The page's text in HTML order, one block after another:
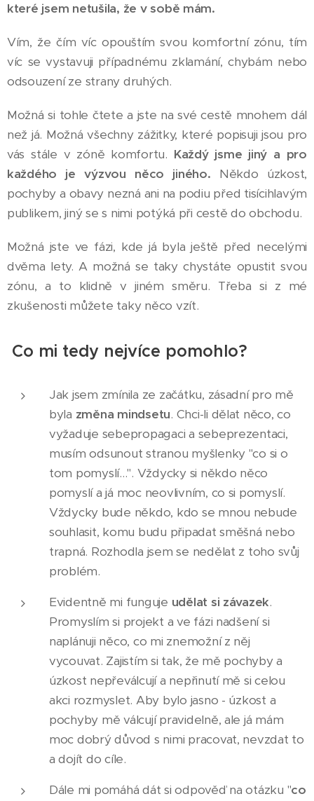
které jsem netušila, že v sobě mám.
Vím, že čím víc opouštím svou komfortní zónu, tím
víc se vystavuji případnému zklamání, chybám nebo
odsouzení ze strany druhých.
Možná si tohle čtete a jste na své cestě mnohem dál
než já. Možná všechny zážitky, které popisuji jsou pro
vás stále v zóně komfortu. Každý jsme jiný a pro
každého je výzvou něco jiného. Někdo úzkost,
pochyby a obavy nezná ani na podiu před tisícihlavým
publikem, jiný se s nimi potýká při cestě do obchodu.
Možná jste ve fázi, kde já byla ještě před necelými
dvěma lety. A možná se taky chystáte opustit svou
zónu, a to klidně v jiném směru. Třeba si z mé
zkušenosti můžete taky něco vzít.
Co mi tedy nejvíce pomohlo?
Jak jsem zmínila ze začátku, zásadní pro mě
byla změna mindsetu. Chci-li dělat něco, co
vyžaduje sebepropagaci a sebeprezentaci,
musím odsunout stranou myšlenky "co si o
tom pomyslí...". Vždycky si někdo něco
pomyslí a já moc neovlivním, co si pomyslí.
Vždycky bude někdo, kdo se mnou nebude
souhlasit, komu budu připadat směšná nebo
trapná. Rozhodla jsem se nedělat z toho svůj
problém.
Evidentně mi funguje udělat si závazek.
Promyslím si projekt a ve fázi nadšení si
naplánuji něco, co mi znemožní z něj
vycouvat. Zajistím si tak, že mě pochyby a
úzkost nepřeválcují a nepřinutí mě si celou
akci rozmyslet. Aby bylo jasno - úzkost a
pochyby mě válcují pravidelně, ale já mám
moc dobrý důvod s nimi pracovat, nevzdat to
a dojít do cíle.
Dále mi pomáhá dát si odpověď na otázku "co